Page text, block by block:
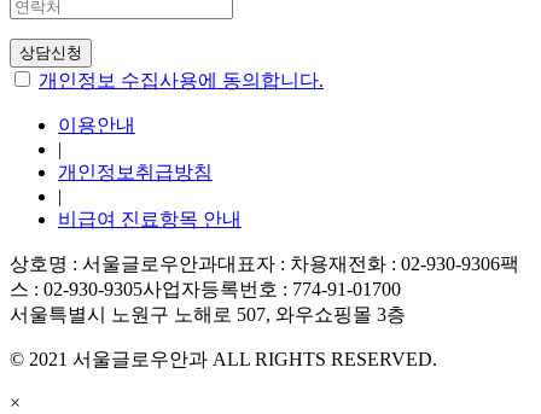
개인정보 수집사용에 동의합니다.
이용안내
|
개인정보취급방침
|
비급여 진료항목 안내
상호명 : 서울글로우안과대표자 : 차용재 전화 : 02-930-9306팩
스 : 02-930-9305사업자등록번호 : 774-91-01700
서울특별시 노원구 노해로 507, 와우쇼핑몰 3층
© 2021 서울글로우안과 ALL RIGHTS RESERVED.
×